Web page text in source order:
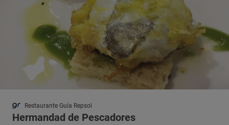
Restaurante Guía Repsol
Hermandad de Pescadores